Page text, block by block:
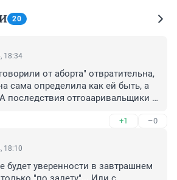
20
18:34
от аборта" отвратительна,
сама определила как ей быть, а
последствия отгоааривальщики
+1 –0
18:10
будет уверенности в завтрашнем